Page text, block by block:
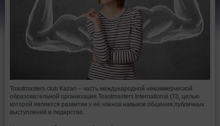
Toastmasters club Kazan – часть международной некоммерческой
образовательной организации Toastmasters International (TI), целью
которой является развитие у её членов навыков общения,публичных
выступлений и лидерства.